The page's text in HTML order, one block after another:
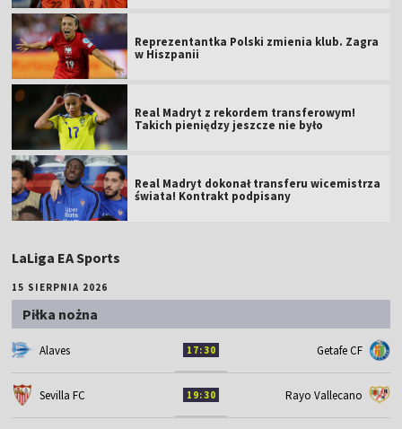
Reprezentantka Polski zmienia klub. Zagra
w Hiszpanii
Real Madryt z rekordem transferowym!
Takich pieniędzy jeszcze nie było
Real Madryt dokonał transferu wicemistrza
świata! Kontrakt podpisany
LaLiga EA Sports
15 SIERPNIA 2026
Piłka nożna
Alaves 17:30 Getafe CF
Sevilla FC 19:30 Rayo Vallecano